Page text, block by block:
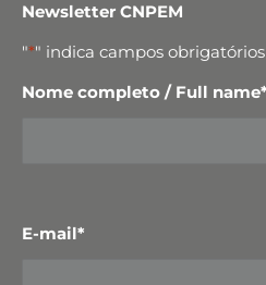
Newsletter CNPEM
"*" indica campos obrigatórios
Nome completo / Full name*
E-mail*